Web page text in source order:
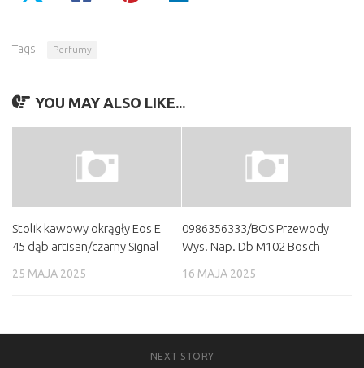
Tags: Perfumy
YOU MAY ALSO LIKE...
Stolik kawowy okrągły Eos E
45 dąb artisan/czarny Signal
25 MAJA 2025
0986356333/BOS Przewody
Wys. Nap. Db M102 Bosch
16 MAJA 2025
NEXT STORY